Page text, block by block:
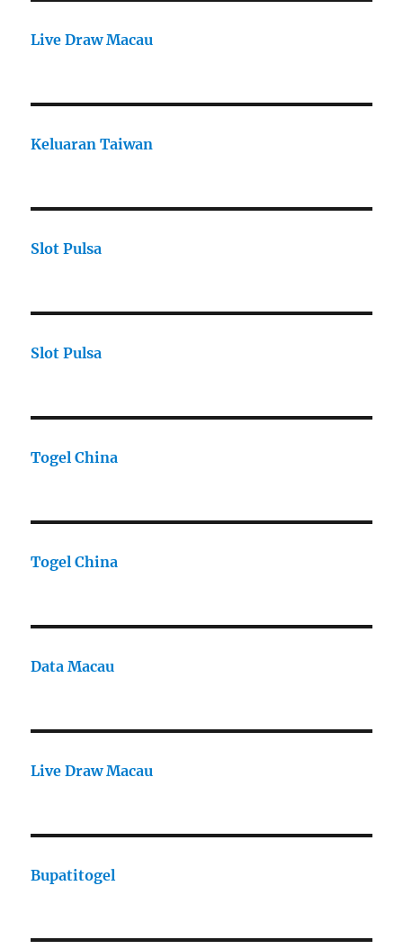
Live Draw Macau
Keluaran Taiwan
Slot Pulsa
Slot Pulsa
Togel China
Togel China
Data Macau
Live Draw Macau
Bupatitogel